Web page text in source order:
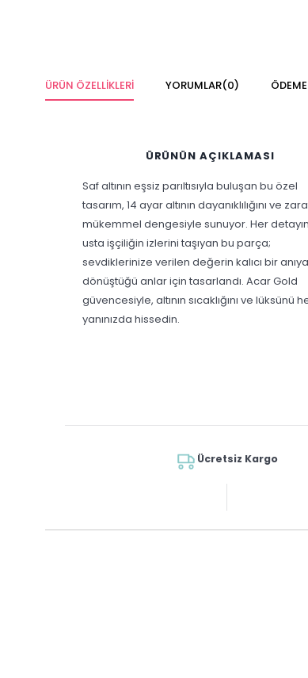
ÜRÜN ÖZELLIKLERI YORUMLAR(0)
ÜRÜNÜN AÇIKLAMASI
Saf altının eşsiz parıltısıyla buluşan bu özel
tasarım, 14 ayar altının dayanıklılığını ve
mükemmel dengesiyle sunuyor. Her
usta işçiliğin izlerini taşıyan bu parça;
sevdiklerinize verilen değerin kalıcı bir anıya
dönüştüğü anlar için tasarlandı. Acar Gold
güvencesiyle, altının sıcaklığını ve lüksünü
yanınızda hissedin.
Ücretsiz Kargo